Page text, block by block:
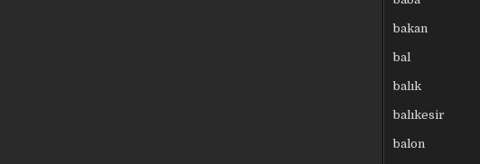
bakan
bal
balık
balıkesir
balon